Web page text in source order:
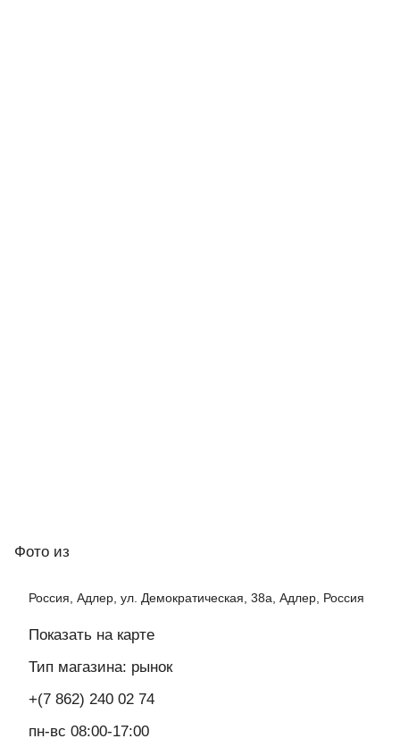
Фото из
Россия, Адлер, ул. Демократическая, 38а, Адлер, Россия
Показать на карте
Тип магазина: рынок
+(7 862) 240 02 74
пн-вс 08:00-17:00